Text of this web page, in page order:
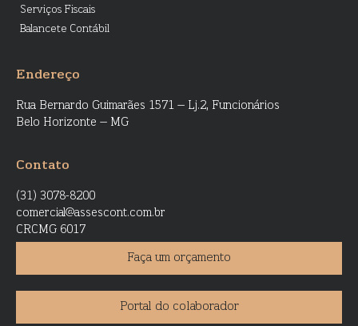
Serviços Fiscais
Balancete Contábil
Endereço
Rua Bernardo Guimarães 1571 – Lj.2, Funcionários
Belo Horizonte – MG
Contato
(31) 3078-8200
comercial@assescont.com.br
CRCMG 6017
Faça um orçamento
Portal do colaborador